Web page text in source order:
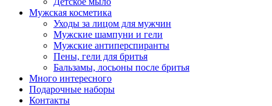
Мужская косметика
Уходы за лицом для мужчин
Мужские шампуни и гели
Мужские антиперспиранты
Пены, гели для бритья
Бальзамы, лосьоны после бритья
Много интересного
Подарочные наборы
Контакты